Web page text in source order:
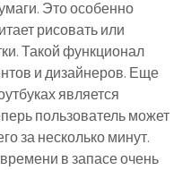
Это особенно
рисовать или
Такой функционал
и дизайнеров. Еще
является
пользователь может
за несколько минут.
в запасе очень